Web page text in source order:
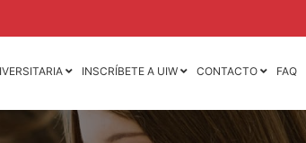
Licenciatura en
Mercadotecnia
INSCRÍBETE A UIW CONTACTO FAQ